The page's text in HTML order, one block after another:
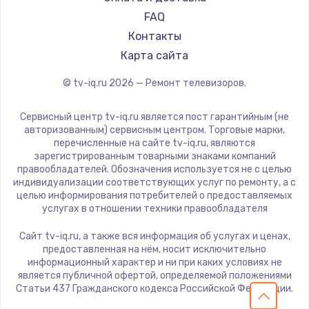
Замена видеокарты
1600 руб.
Заказать
880 руб.
Заказать
Замена видеочипа
2745 руб.
Замена северного моста
2600 руб.
Hiper
Grundig
HITACHI
Yandex
National
iFFALCON
Tuvio
Nord
BenQ
FAQ
Контакты
Карта сайта
© tv-iq.ru 2026 — Ремонт телевизоров.
Сервисный центр tv-iq.ru является пост гарантийным (не
авторизованным) сервисным центром. Торговые марки,
перечисленные на сайте tv-iq.ru, являются
зарегистрированным товарными знаками компаний
правообладателей. Обозначения используется не с целью
индивидуализации соответствующих услуг по ремонту, а с
целью информирования потребителей о предоставляемых
услугах в отношении техники правообладателя
Сайт tv-iq.ru, а также вся информация об услугах и ценах,
предоставленная на нём, носит исключительно
информационный характер и ни при каких условиях не
является публичной офертой, определяемой положениями
Статьи 437 Гражданского кодекса Российской Федерации.